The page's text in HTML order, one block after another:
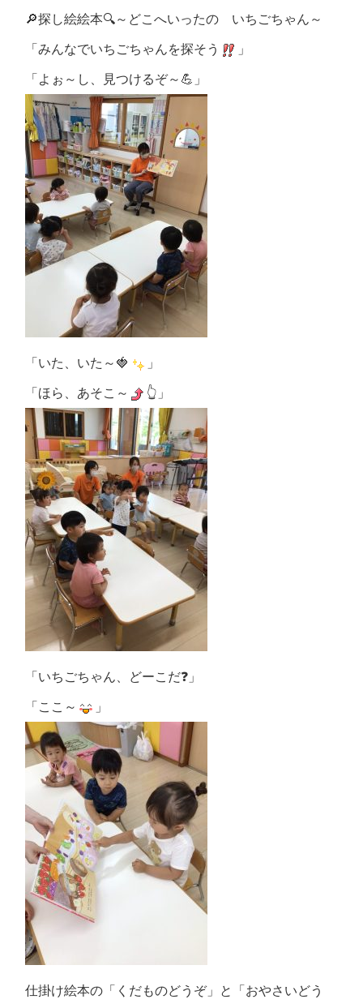
🔎探し絵絵本🔍～どこへいったの いちごちゃん～
「みんなでいちごちゃんを探そう 」
「よぉ～し、見つけるぞ～💪」
「いた、いた～🍓 」
「ほら、あそこ～ 👆」
「いちごちゃん、どーこだ❓」
「ここ～ 」
仕掛け絵本の「くだものどうぞ」と「おやさいどう